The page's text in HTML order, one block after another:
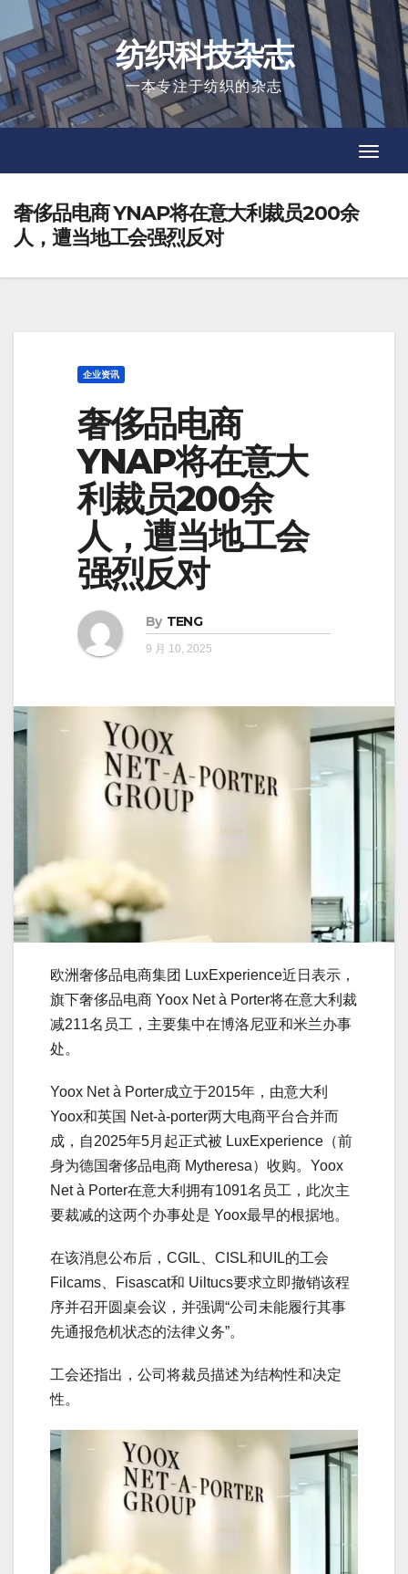
to
content
纺织科技杂志
一本专注于纺织的杂志
奢侈品电商 YNAP将在意大利裁员200余
人，遭当地工会强烈反对
企业资讯
奢侈品电商
YNAP将在意大
利裁员200余
人，遭当地工会
强烈反对
By TENG
9 月 10, 2025
欧洲奢侈品电商集团 LuxExperience近日表示，
旗下奢侈品电商 Yoox Net à Porter将在意大利裁
减211名员工，主要集中在博洛尼亚和米兰办事
处。
Yoox Net à Porter成立于2015年，由意大利
Yoox和英国 Net-à-porter两大电商平台合并而
成，自2025年5月起正式被 LuxExperience（前
身为德国奢侈品电商 Mytheresa）收购。Yoox
Net à Porter在意大利拥有1091名员工，此次主
要裁减的这两个办事处是 Yoox最早的根据地。
在该消息公布后，CGIL、CISL和UIL的工会
Filcams、Fisascat和 Uiltucs要求立即撤销该程
序并召开圆桌会议，并强调“公司未能履行其事
先通报危机状态的法律义务”。
工会还指出，公司将裁员描述为结构性和决定
性。